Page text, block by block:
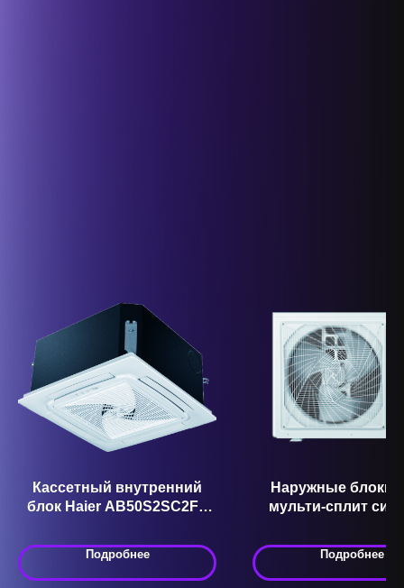
Кассетный внутренний
блок Haier AB50S2SC2FA
Подробнее
Наружные блоки
мульти-сплит
Подробнее